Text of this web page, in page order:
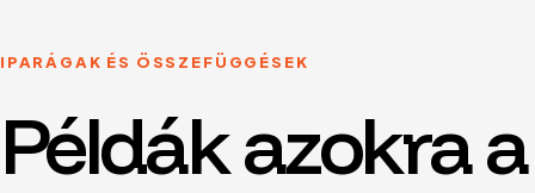
IPARÁGAK ÉS ÖSSZEFÜGGÉSEK
Példák azokra a